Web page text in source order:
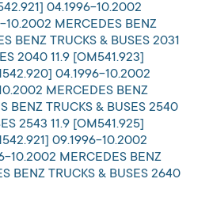
04.1996-10.2002
10.2002 MERCEDES BENZ
BENZ TRUCKS & BUSES 2031
2040 11.9 [OM541.923]
04.1996-10.2002
MERCEDES BENZ
BENZ TRUCKS & BUSES 2540
2543 11.9 [OM541.925]
09.1996-10.2002
10.2002 MERCEDES BENZ
BENZ TRUCKS & BUSES 2640